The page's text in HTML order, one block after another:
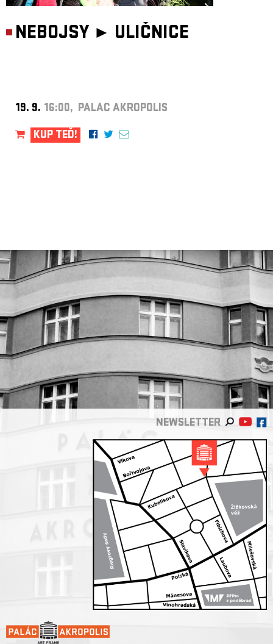
NEBOJSY ► ULIČNICE
19. 9. 16:00, PALÁC AKROPOLIS
KUP TEĎ!
NEWSLETTER